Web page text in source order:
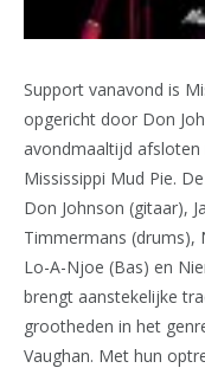
Support vanavond is
opgericht door Don
avondmaaltijd
Mississippi Mud Pie.
Don Johnson (gitaar),
Timmermans (drums),
Lo-A-Njoe (Bas) en
brengt aanstekelijke
grootheden in het
Vaughan. Met hun